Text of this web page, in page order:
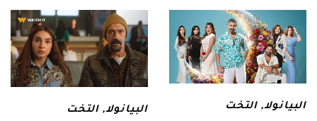
البيانولا,التخت البيانولا,التخت